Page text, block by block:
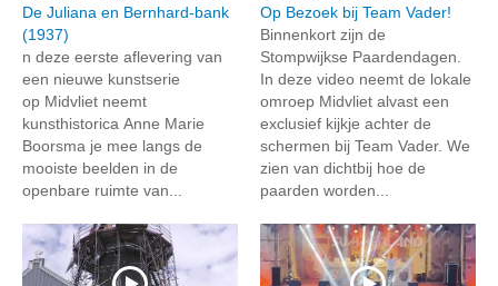
De Juliana en Bernhard-bank
(1937)
n deze eerste aflevering van
een nieuwe kunstserie
op Midvliet neemt
kunsthistorica Anne Marie
Boorsma je mee langs de
mooiste beelden in de
openbare ruimte van...
Op Bezoek bij Team Vader!
Binnenkort zijn de
Stompwijkse Paardendagen.
In deze video neemt de lokale
omroep Midvliet alvast een
exclusief kijkje achter de
schermen bij Team Vader. We
zien van dichtbij hoe de
paarden worden...